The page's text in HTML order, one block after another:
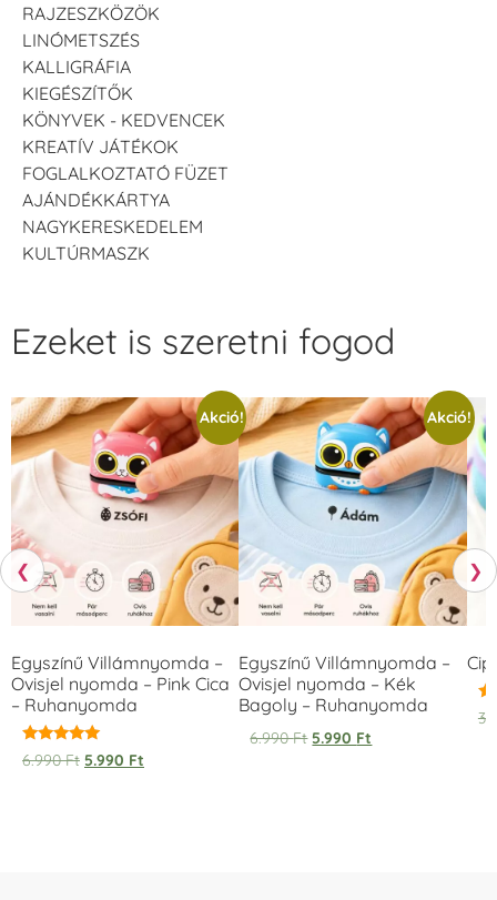
RAJZESZKÖZÖK
LINÓMETSZÉS
KALLIGRÁFIA
KIEGÉSZÍTŐK
KÖNYVEK - KEDVENCEK
KREATÍV JÁTÉKOK
FOGLALKOZTATÓ FÜZET
AJÁNDÉKKÁRTYA
NAGYKERESKEDELEM
KULTÚRMASZK
❮
Ezeket is szeretni fogod
Akció!
Egyszínű Villámnyomda –
Ovisjel nyomda – Pink Cica
– Ruhanyomda
Értékelés:
5.00
6.990Ft 5.990 Ft
Akció!
Egyszínű Villámnyomda –
Ovisjel nyomda – Kék
Bagoly – Ruhanyomda
6.990Ft 5.990 Ft
❯